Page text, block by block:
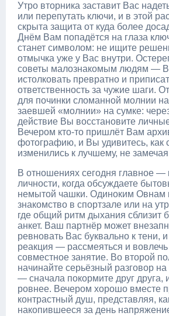
Утро вторника заставит Вас
или перепутать ключи, и в этой
скрыта защита от куда более
Днём Вам попадётся на глаза
станет символом: не ищите
отмычка уже у Вас внутри.
советы малознакомым людям —
истолковать превратно и
ответственность за чужие шаги.
для починки сломанной молнии на
заевшей «молнии» на сумке:
действие Вы восстановите
Вечером кто-то пришлёт Вам
фотографию, и Вы удивитесь, как
изменились к лучшему, не замечая
В отношениях сегодня главное —
личности, когда обсуждаете
немытой чашки. Одиноким Овнам
знакомство в спортзале или на
где общий ритм дыхания сблизит
анкет. Ваш партнёр может
ревновать Вас буквально к тени,
реакция — рассмеяться и вовлечь
совместное занятие. Во второй
начинайте серьёзный разговор на
— сначала покормите друг друга,
ровнее. Вечером хорошо вместе
контрастный душ, представляя,
накопившееся за день